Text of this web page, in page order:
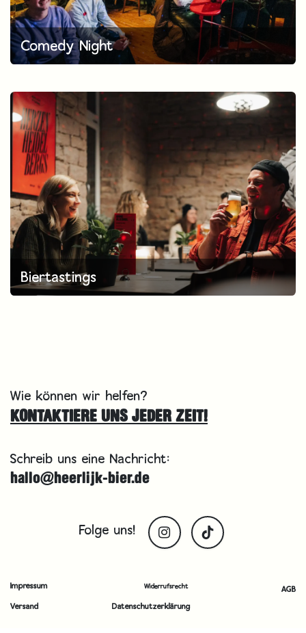
Comedy Night
Biertastings
Wie können wir helfen?
KONTAKTIERE UNS JEDER ZEIT!
Schreib uns eine Nachricht:
hallo@heerlijk-bier.de
Folge uns!
Impressum
Versand
Widerrufsrecht
Datenschutzerklärung
AGB